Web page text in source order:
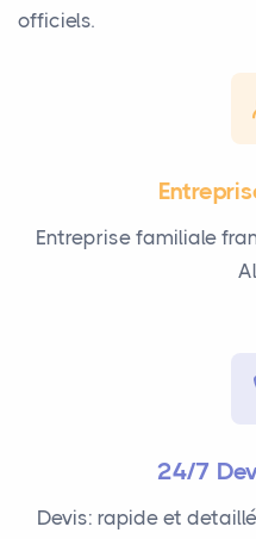
officiels.
Entreprise familiale
24/7
Devis: rapide et